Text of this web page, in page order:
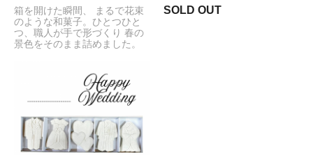
箱を開けた瞬間、 まるで花束
のような和菓子。ひとつひと
つ、職人が手で形づくり 春の
景色をそのまま詰めました。
SOLD OUT